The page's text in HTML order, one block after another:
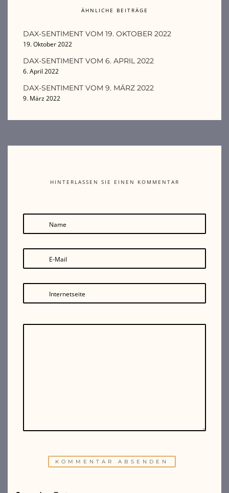
ÄHNLICHE BEITRÄGE
DAX-SENTIMENT VOM 19. OKTOBER 2022
19. Oktober 2022
DAX-SENTIMENT VOM 6. APRIL 2022
6. April 2022
DAX-SENTIMENT VOM 9. MÄRZ 2022
9. März 2022
HINTERLASSEN SIE EINEN KOMMENTAR
Name
E-Mail
Internetseite